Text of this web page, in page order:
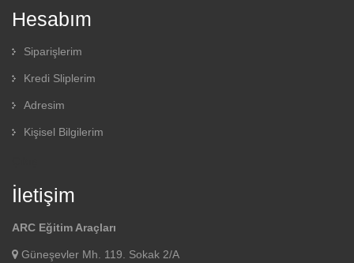
Hesabım
Siparişlerim
Kredi Sliplerim
Adresim
Kişisel Bilgilerim
İletişim
ARC Eğitim Araçları
Güneşevler Mh. 119. Sokak 2/A